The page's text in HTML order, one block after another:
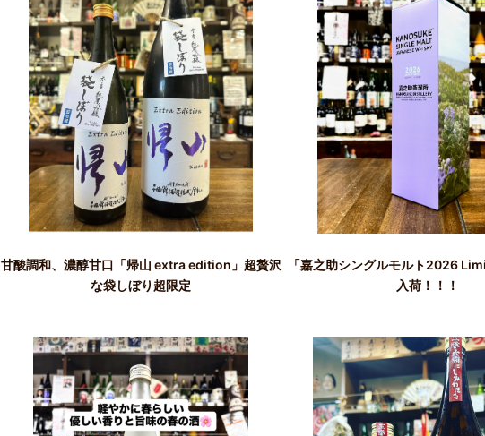
甘酸調和、濃醇甘口「帰山 extra edition」超贅沢
な袋しぼり超限定
「嘉之助シングルモルト2026
入荷！！！